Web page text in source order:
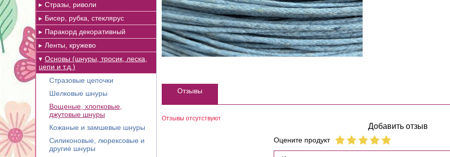
Стразы, риволи
Бисер, рубка, стеклярус
Паракорд декоративный
Ленты, кружево
Основы (шнуры, тросик, леска,
цепи и т.д.)
Стразовые цепочки
Шелковые шнуры
Вощеные, хлопковые,
джутовые шнуры
Кожаные и замшевые шнуры
Силиконовые, люрексовые и
другие шнуры
Отзывы
Отзывы отсутствуют
Добавить отзыв
Оцените продукт